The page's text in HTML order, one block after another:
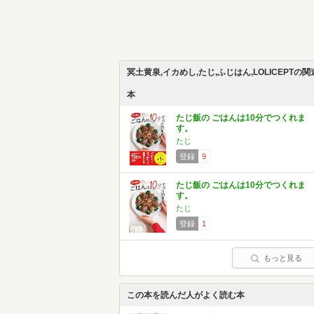
冥土黄泉,イカめし,たじ,ふじはん,LOLICEPTの関
本
たじ飯の ごはんは10分でつくれま
す。
たじ
登録
9
たじ飯の ごはんは10分でつくれま
す。
たじ
登録
1
もっと見る
この本を読んだ人がよく読む本